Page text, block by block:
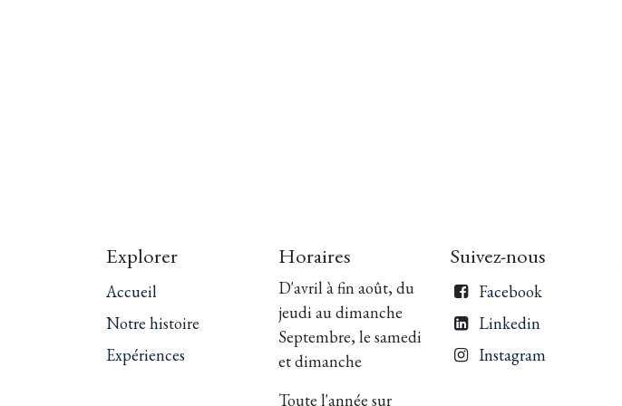
Explorer
Accueil
Notre histoire
Expériences
Horaires
D'avril à fin août, du
jeudi au dimanche
Septembre, le samedi
et dimanche
Toute l'année sur
Suivez-nous
Facebook
Linkedin
Instagram